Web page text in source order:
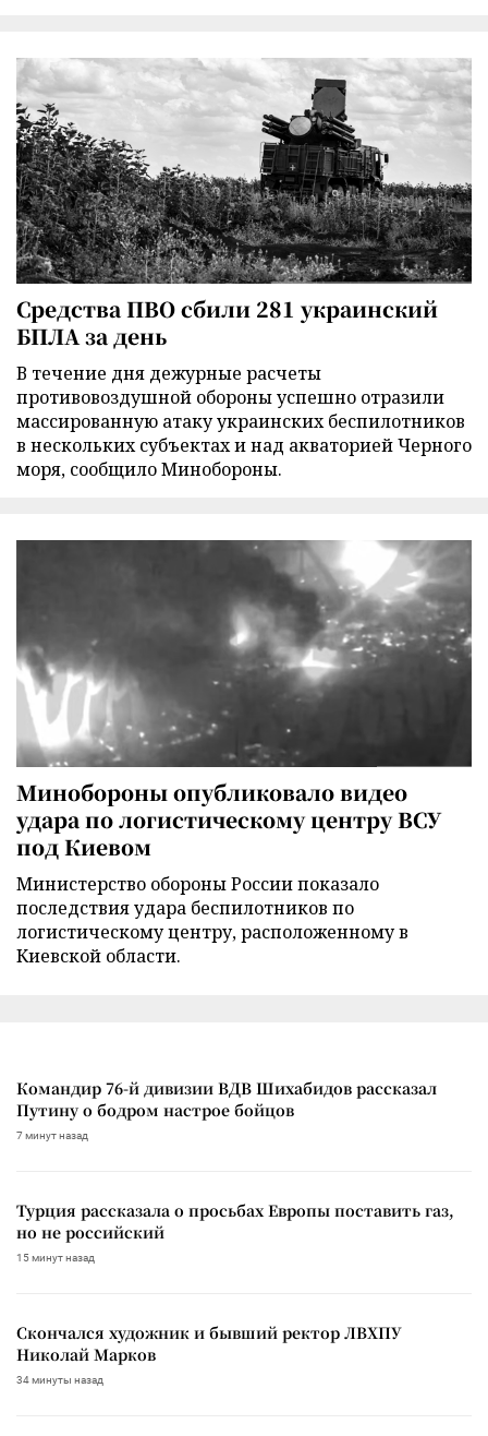
Средства ПВО сбили 281 украинский
БПЛА за день
В течение дня дежурные расчеты
противовоздушной обороны успешно отразили
массированную атаку украинских беспилотников
в нескольких субъектах и над акваторией Черного
моря, сообщило Минобороны.
Минобороны опубликовало видео
удара по логистическому центру ВСУ
под Киевом
Министерство обороны России показало
последствия удара беспилотников по
логистическому центру, расположенному в
Киевской области.
Командир 76-й дивизии ВДВ Шихабидов рассказал
Путину о бодром настрое бойцов
7 минут назад
Турция рассказала о просьбах Европы поставить газ,
но не российский
15 минут назад
Скончался художник и бывший ректор ЛВХПУ
Николай Марков
34 минуты назад